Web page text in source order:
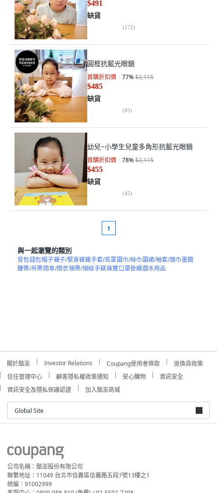
$491
缺貨
(172)
圓框抗藍光眼鏡
首購折扣價 77%$2,115
$485
缺貨
(85)
幼兒~小學生兒童多角形抗藍光眼鏡
首購折扣價 78%$2,115
$455
缺貨
(45)
1
與一起瀏覽的類別
背包錢包帽子襪子/緊身褲襪手套/耳罩圍巾/絲巾圍裙/袖套/頭巾墨鏡
腰帶/吊帶雨傘/雨衣領帶/領結手錶珠寶口罩掛繩戲水用品
關於酷澎 Investor Relations Coupang使用者條款
退換貨政策
信任管理中心
顧客隱私權政策通知 安心購物
資訊安全
資訊安全及隱私保護認證
加入酷澎商城
Global Site
公司名稱：酷澎股份有限公司
聯繫地址：11049 台北市信義區信義路五段7號13樓之1
統編：91002999